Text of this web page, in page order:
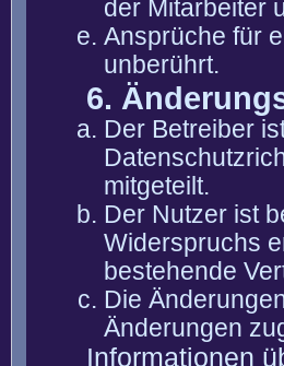
der Mitarbeiter
Ansprüche für
unberührt.
6.
Der Betreiber
mitgeteilt.
Der Nutzer ist
Widerspruchs
bestehende
Die
Änderungen
Informationen